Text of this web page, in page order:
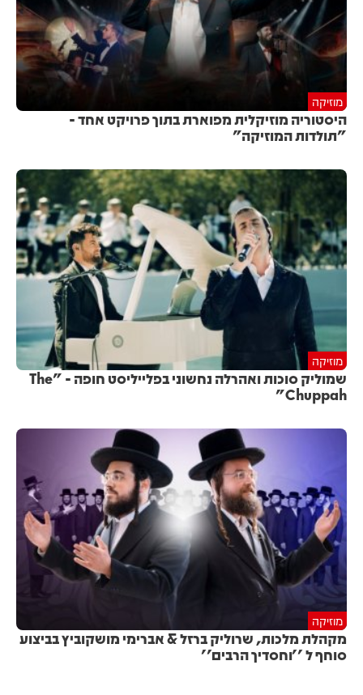
מוזיקה
היסטוריה מוזיקלית מפוארת בתוך פרויקט אחד -
"תולדות המוזיקה"
מוזיקה
שמוליק סוכות ואהרלה נחשוני בפלייליסט חופה - "The
Chuppah"
מוזיקה
מקהלת מלכות, שרוליק ברזל & אברימי מושקוביץ בביצוע
סוחף ל ''וחסדיך הרבים''